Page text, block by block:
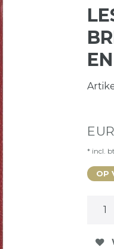
EN
* incl.
OP